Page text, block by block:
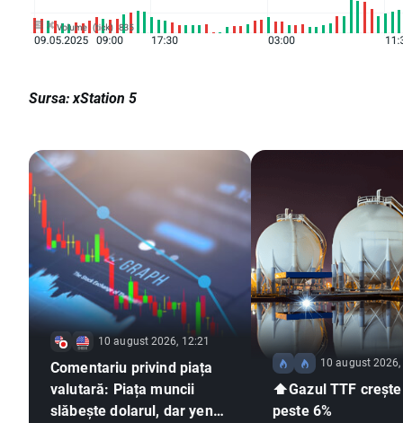
Sursa: xStation 5
10 august 2026, 12:21
Comentariu privind piața
valutară: Piața muncii
slăbește dolarul, dar yenul
10 august
⬆️Gazul TTF
peste 6%